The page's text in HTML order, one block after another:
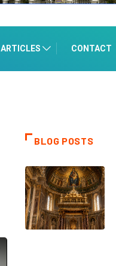
ARTICLES CONTACT
BLOG POSTS